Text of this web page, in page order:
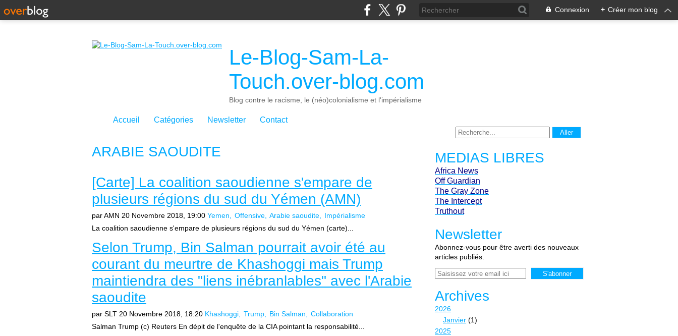
Connexion + Créer mon blog
Le-Blog-Sam-La-
Touch.over-blog.com
Blog contre le racisme, le (néo)colonialisme et l'impérialisme
Accueil Catégories Newsletter Contact
ARABIE SAOUDITE
[Carte] La coalition saoudienne s'empare de
plusieurs régions du sud du Yémen (AMN)
par AMN 20 Novembre 2018, 19:00 Yemen Offensive Arabie saoudite
Impérialisme
La coalition saoudienne s'empare de plusieurs régions du sud du Yémen (carte)...
Selon Trump, Bin Salman pourrait avoir été au
courant du meurtre de Khashoggi mais Trump
maintiendra des "liens inébranlables" avec l'Arabie
saoudite
par SLT 20 Novembre 2018, 18:20 Khashoggi Trump Bin Salman
Collaboration
Salman Trump (c) Reuters En dépit de l'enquête de la CIA pointant la responsabilité...
MEDIAS LIBRES
Africa News
Off Guardian
The Gray Zone
The Intercept
Truthout
Newsletter
Abonnez-vous pour être averti des nouveaux
articles publiés.
Email
Archives
2026
Janvier (1)
2025